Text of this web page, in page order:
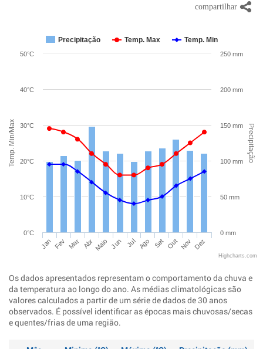
Temp. Min/Max Precipitação
Precipitação Temp. Max Temp. Min
Jan Fev Mar Abr Maio Jun Jul Ago Set Out Nov Dez
0°C
10°C
20°C
30°C
40°C
50°C
0 mm
50 mm
100 mm
150 mm
200 mm
250 mm
Highcharts.com
Os dados apresentados representam o comportamento da chuva e
da temperatura ao longo do ano. As médias climatológicas são
valores calculados a partir de um série de dados de 30 anos
observados. É possível identificar as épocas mais chuvosas/secas
e quentes/frias de uma região.